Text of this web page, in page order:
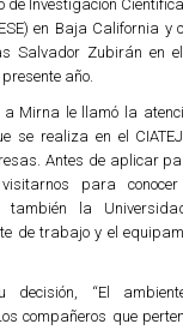
de Investigación
en Baja California y
Salvador Zubirán en
año.
Mirna le llamó la
se realiza en el
Antes de aplicar
para
también la
de trabajo y el
decisión, “El
compañeros que